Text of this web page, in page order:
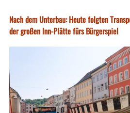
Nach dem Unterbau: Heute folgten
der großen Inn-Plätte fürs Bürgerspiel